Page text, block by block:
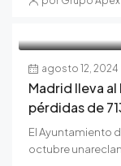
agosto 12, 2024
Madrid lleva
pérdidas de
El Ayuntamiento
octubre